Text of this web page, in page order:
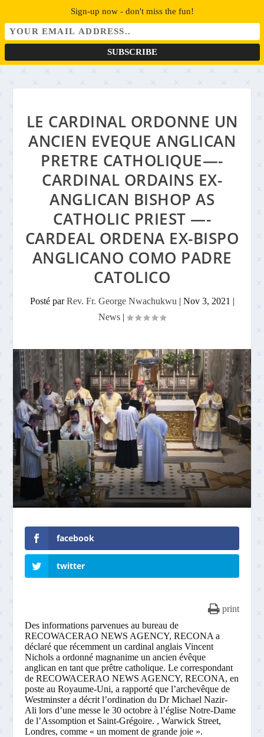
LE CARDINAL ORDONNE UN
ANCIEN EVEQUE ANGLICAN
PRETRE CATHOLIQUE—-
CARDINAL ORDAINS EX-
ANGLICAN BISHOP AS
CATHOLIC PRIEST —-
CARDEAL ORDENA EX-BISPO
ANGLICANO COMO PADRE
CATOLICO
Posté parRev. Fr. George Nwachukwu | Nov 3, 2021 |
News |
facebook
twitter
print
Des informations parvenues au bureau de
RECOWACERAO NEWS AGENCY, RECONA a
déclaré que récemment un cardinal anglais Vincent
Nichols a ordonné magnanime un ancien évêque
anglican en tant que prêtre catholique. Le correspondant
de RECOWACERAO NEWS AGENCY, RECONA, en
poste au Royaume-Uni, a rapporté que l’archevêque de
Westminster a décrit l’ordination du Dr Michael Nazir-
Ali lors d’une messe le 30 octobre à l’église Notre-Dame
de l’Assomption et Saint-Grégoire. , Warwick Street,
Londres, comme « un moment de grande joie ».
Sign-up now - don't miss the fun!